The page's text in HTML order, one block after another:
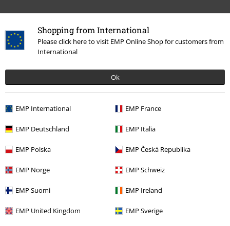
Shopping from International
Please click here to visit EMP Online Shop for customers from
International
Ok
EMP International EMP France
EMP Deutschland EMP Italia
EMP Polska EMP Česká Republika
EMP Norge EMP Schweiz
EMP Suomi EMP Ireland
EMP United Kingdom EMP Sverige
Siste besøk
Store størrelser
Klær & tilbehør Topper Collegegensere